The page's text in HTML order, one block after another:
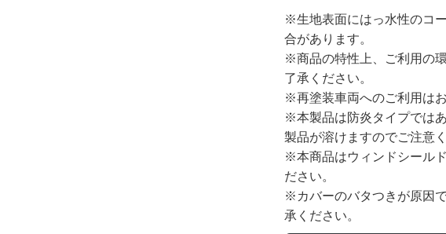
※生地表面にはっ水性のコ
合があります。
※商品の特性上、ご利用の
了承ください。
※再塗装車両へのご利用は
※本製品は防炎タイプでは
製品が溶けますのでご注意く
※本商品はウィンドシール
ださい。
※カバーのバタつきが原因
承ください。